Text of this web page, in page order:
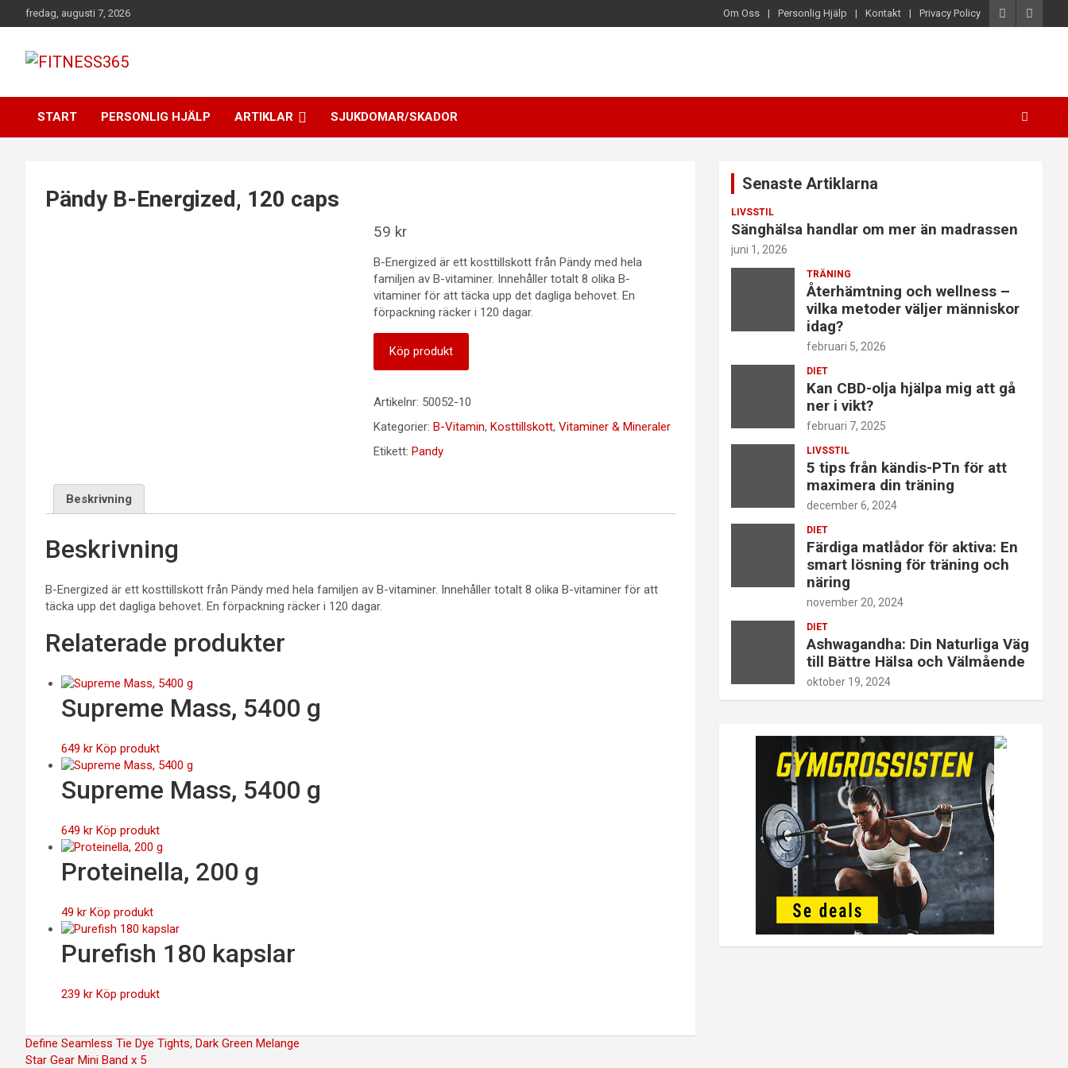
Hoppa
till
fredag, augusti 7, 2026 Om Oss Personlig Hjälp Kontakt Privacy Policy
FITNESS365
START PERSONLIG HJÄLP ARTIKLAR SJUKDOMAR/SKADOR
Pändy B-Energized, 120 caps
59 kr
B-Energized är ett kosttillskott från Pändy med hela
familjen av B-vitaminer. Innehåller totalt 8 olika B-
vitaminer för att täcka upp det dagliga behovet. En
förpackning räcker i 120 dagar.
Köp produkt
Artikelnr: 50052-10
Kategorier: B-Vitamin, Kosttillskott, Vitaminer & Mineraler
Etikett: Pandy
Beskrivning
Beskrivning
B-Energized är ett kosttillskott från Pändy med hela familjen av B-vitaminer. Innehåller totalt 8 olika B-vitaminer för att
täcka upp det dagliga behovet. En förpackning räcker i 120 dagar.
Relaterade produkter
Supreme Mass, 5400 g
649 kr Köp produkt
Supreme Mass, 5400 g
649 kr Köp produkt
Proteinella, 200 g
49 kr Köp produkt
Purefish 180 kapslar
239 kr Köp produkt
Inläggsnavigering
Define Seamless Tie Dye Tights, Dark Green Melange
Star Gear Mini Band x 5
Senaste Artiklarna
LIVSSTIL
Sänghälsa handlar om mer än madrassen
juni 1, 2026
TRÄNING
Återhämtning och wellness –
vilka metoder väljer människor
idag?
februari 5, 2026
DIET
Kan CBD-olja hjälpa mig att gå
ner i vikt?
februari 7, 2025
LIVSSTIL
5 tips från kändis-PTn för att
maximera din träning
december 6, 2024
DIET
Färdiga matlådor för aktiva: En
smart lösning för träning och
näring
november 20, 2024
DIET
Ashwagandha: Din Naturliga Väg
till Bättre Hälsa och Välmående
oktober 19, 2024